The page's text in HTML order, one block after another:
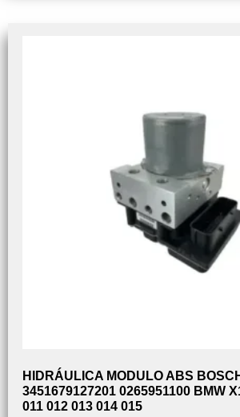
HIDRÁULICA MODULO ABS
3451679127201 0265951100 BMW
011 012 013 014 015